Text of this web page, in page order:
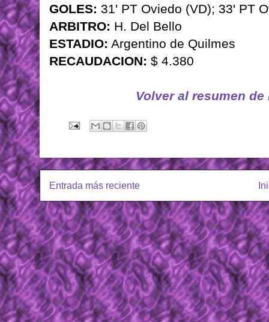
GOLES: 31' PT Oviedo (VD); 33' PT
ARBITRO: H. Del Bello
ESTADIO: Argentino de Quilmes
RECAUDACION: $ 4.380
Volver al resumen
Entrada más reciente